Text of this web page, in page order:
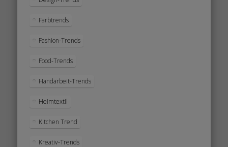
Farbtrends
Fashion-Trends
Food-Trends
Handarbeit-Trends
Heimtextil
Kitchen Trend
Kreativ-Trends